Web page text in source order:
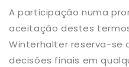
A participação numa
aceitação destes
Winterhalter reserva-se
decisões finais em